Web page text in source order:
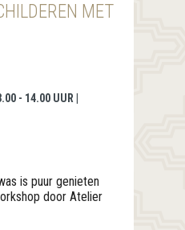
MET
- 14.00 UUR |
is puur genieten
door Atelier